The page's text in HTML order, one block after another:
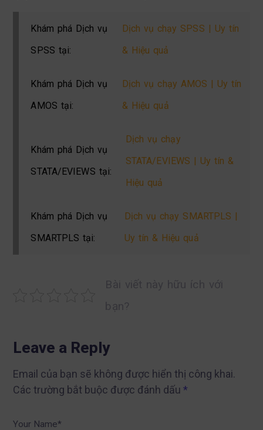
Khám phá Dịch vụ
SPSS tại:
Dịch vụ chạy SPSS | Uy tín
& Hiệu quả
Khám phá Dịch vụ
AMOS tại:
Dịch vụ chạy AMOS | Uy tín
& Hiệu quả
Khám phá Dịch vụ
STATA/EVIEWS tại:
Dịch vụ chạy
STATA/EVIEWS | Uy tín &
Hiệu quả
Khám phá Dịch vụ
SMARTPLS tại:
Dịch vụ chạy SMARTPLS |
Uy tín & Hiệu quả
Leave a Reply
Email của bạn sẽ không được hiển thị công khai.
Các trường bắt buộc được đánh dấu*
Your Name*